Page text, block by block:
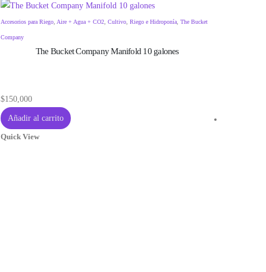
Accesorios para Riego, Aire + Agua + CO2, Cultivo, Riego e Hidroponía, The Bucket
Company
The Bucket Company Manifold 10 galones
$150,000
Añadir al carrito
Quick View